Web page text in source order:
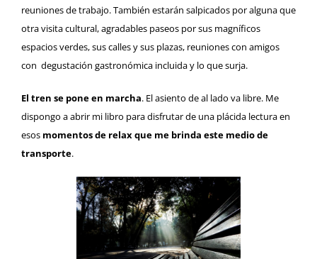
reuniones de trabajo. También estarán salpicados por alguna que
otra visita cultural, agradables paseos por sus magníficos
espacios verdes, sus calles y sus plazas, reuniones con amigos
con degustación gastronómica incluida y lo que surja.
El tren se pone en marcha. El asiento de al lado va libre. Me
dispongo a abrir mi libro para disfrutar de una plácida lectura en
esos momentos de relax que me brinda este medio de
transporte.